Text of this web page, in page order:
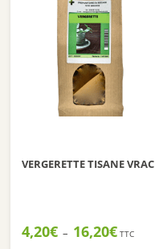
VERGERETTE TISANE VRAC
4,20€ – 16,20€Plage
TTC